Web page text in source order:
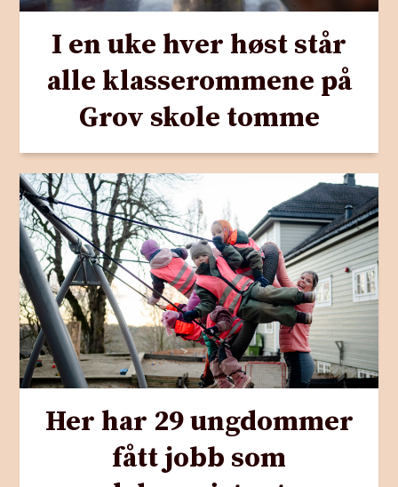
I en uke hver høst står
alle klasserommene på
Grov skole tomme
Her har 29 ungdommer
fått jobb som